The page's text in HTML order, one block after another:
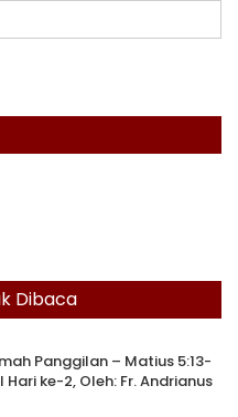
Dibaca
Panggilan – Matius 5:13-
ke-2, Oleh: Fr. Andrianus